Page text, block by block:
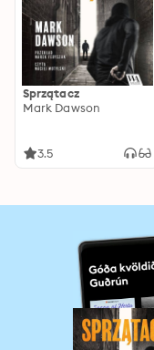
Sprzątacz
Mark Dawson
3.5